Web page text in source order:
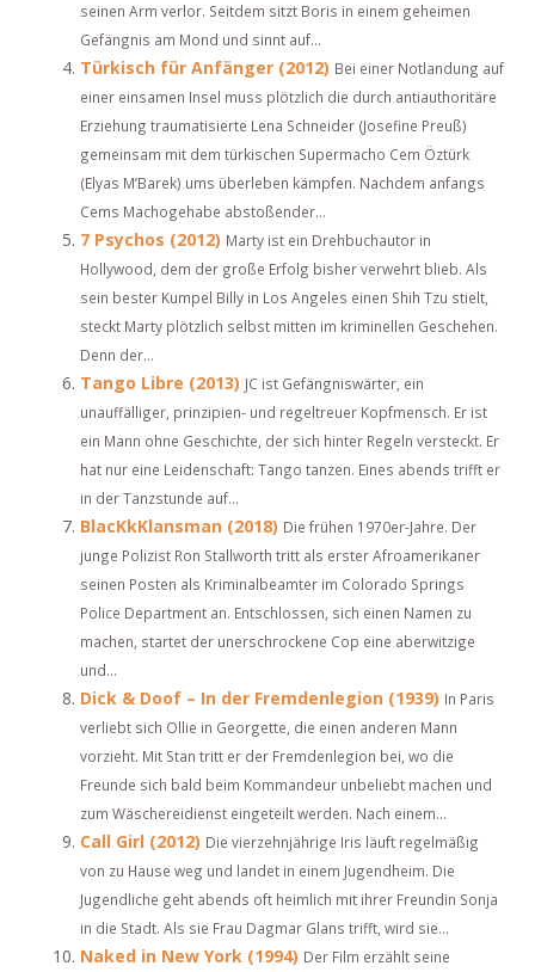
seinen Arm verlor. Seitdem sitzt Boris in einem geheimen
Gefängnis am Mond und sinnt auf...
Türkisch für Anfänger (2012) Bei einer Notlandung auf
einer einsamen Insel muss plötzlich die durch antiauthoritäre
Erziehung traumatisierte Lena Schneider (Josefine Preuß)
gemeinsam mit dem türkischen Supermacho Cem Öztürk
(Elyas M’Barek) ums überleben kämpfen. Nachdem anfangs
Cems Machogehabe abstoßender...
7 Psychos (2012) Marty ist ein Drehbuchautor in
Hollywood, dem der große Erfolg bisher verwehrt blieb. Als
sein bester Kumpel Billy in Los Angeles einen Shih Tzu stielt,
steckt Marty plötzlich selbst mitten im kriminellen Geschehen.
Denn der...
Tango Libre (2013) JC ist Gefängniswärter, ein
unauffälliger, prinzipien- und regeltreuer Kopfmensch. Er ist
ein Mann ohne Geschichte, der sich hinter Regeln versteckt. Er
hat nur eine Leidenschaft: Tango tanzen. Eines abends trifft er
in der Tanzstunde auf...
BlacKkKlansman (2018) Die frühen 1970er-Jahre. Der
junge Polizist Ron Stallworth tritt als erster Afroamerikaner
seinen Posten als Kriminalbeamter im Colorado Springs
Police Department an. Entschlossen, sich einen Namen zu
machen, startet der unerschrockene Cop eine aberwitzige
und...
Dick & Doof – In der Fremdenlegion (1939) In Paris
verliebt sich Ollie in Georgette, die einen anderen Mann
vorzieht. Mit Stan tritt er der Fremdenlegion bei, wo die
Freunde sich bald beim Kommandeur unbeliebt machen und
zum Wäschereidienst eingeteilt werden. Nach einem...
Call Girl (2012) Die vierzehnjährige Iris läuft regelmäßig
von zu Hause weg und landet in einem Jugendheim. Die
Jugendliche geht abends oft heimlich mit ihrer Freundin Sonja
in die Stadt. Als sie Frau Dagmar Glans trifft, wird sie...
Naked in New York (1994) Der Film erzählt seine